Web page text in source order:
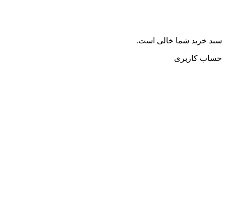
سبد خرید شما خالی است.
حساب کاربری